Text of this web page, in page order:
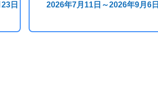
日 2026年7月11日～2026年9月6日